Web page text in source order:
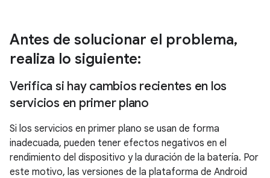
Antes de solucionar el problema,
realiza lo siguiente:
Verifica si hay cambios recientes en los
servicios en primer plano
Si los servicios en primer plano se usan de forma
inadecuada, pueden tener efectos negativos en el
rendimiento del dispositivo y la duración de la batería. Por
este motivo, las versiones de la plataforma de Android